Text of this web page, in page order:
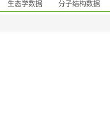
生态学数据 分子结构数据